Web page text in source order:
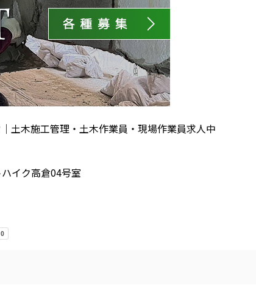
土木施工管理・土木作業員・現場作業員求人中
イク高倉04号室